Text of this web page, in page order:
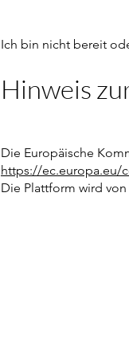
Ich bin nicht bereit
Hinweis
Die Europäische
https://ec.europa.eu/
Die Plattform wird